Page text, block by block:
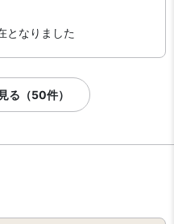
となりました
る（50件）